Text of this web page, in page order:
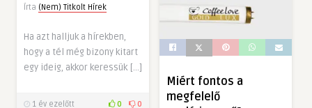
Írta (Nem) Titkolt Hírek
Ha azt halljuk a hírekben,
hogy a tél még bizony kitart
egy ideig, akkor keressük […]
1 év ezelőtt 0 0
Miért fontos a
megfelelő